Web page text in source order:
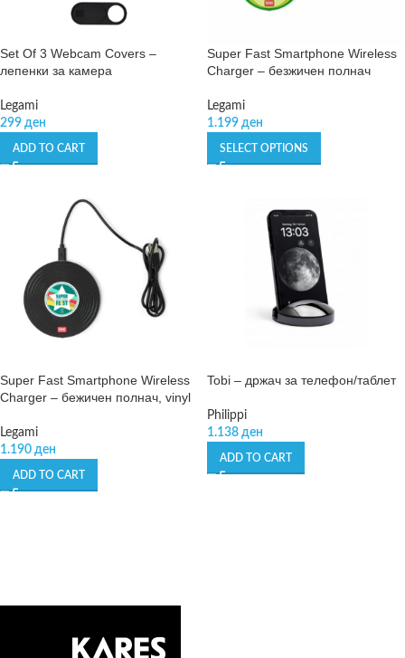
Set Of 3 Webcam Covers –
лепенки за камера
Legami
299 ден
ADD TO CART
Super Fast Smartphone Wireless
Charger – безжичен полнач
Legami
1.199 ден
SELECT OPTIONS
Super Fast Smartphone Wireless
Charger – бежичен полнач, vinyl
Legami
1.190 ден
ADD TO CART
Tobi – држач за телефон/таблет
Philippi
1.138 ден
ADD TO CART